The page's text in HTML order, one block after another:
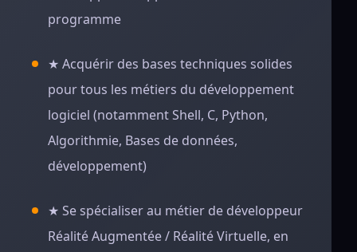
programme
★ Acquérir des bases techniques solides
pour tous les métiers du développement
logiciel (notamment Shell, C, Python,
Algorithmie, Bases de données,
développement)
★ Se spécialiser au métier de développeur
Réalité Augmentée / Réalité Virtuelle, en